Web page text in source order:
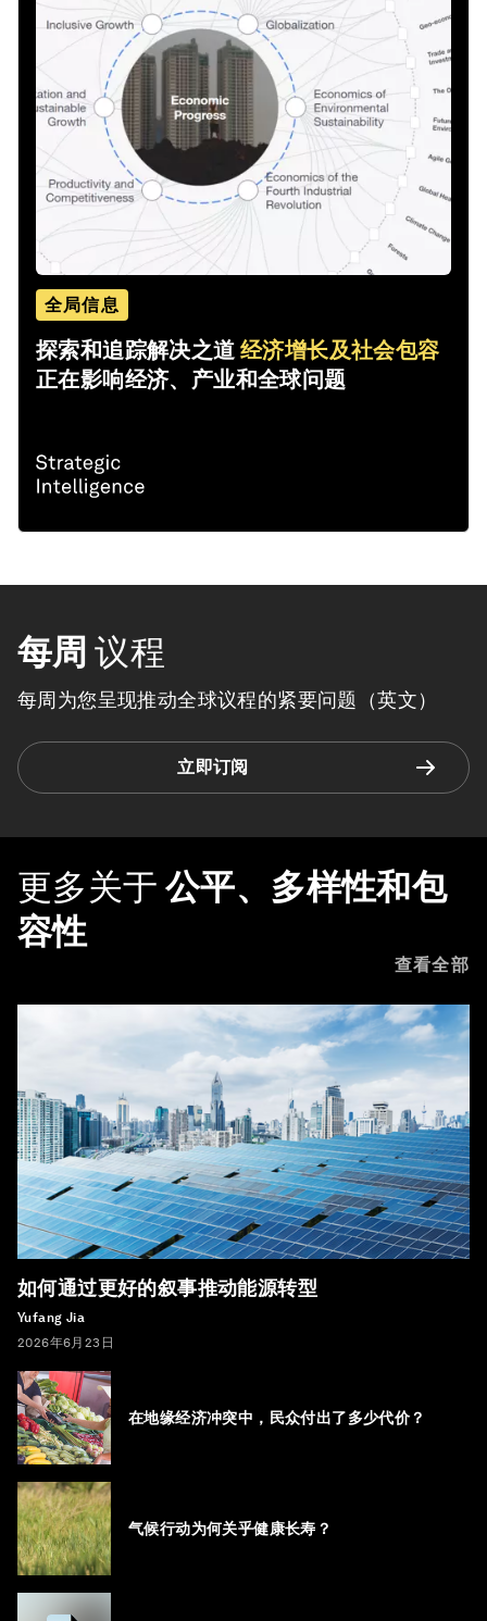
全局信息
探索和追踪解决之道经济增长及社会包容
正在影响经济、产业和全球问题
每周 议程
每周为您呈现推动全球议程的紧要问题（英文）
立即订阅
更多关于 公平、多样性和包
容性
查看全部
如何通过更好的叙事推动能源转型
Yufang Jia
2026年6月23日
在地缘经济冲突中，民众付出了多少代价？
气候行动为何关乎健康长寿？